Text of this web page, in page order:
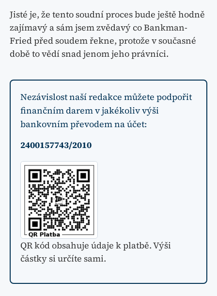
Jisté je, že tento soudní proces bude ještě hodně
zajímavý a sám jsem zvědavý co Bankman-
Fried před soudem řekne, protože v současné
době to vědí snad jenom jeho právníci.
Nezávislost naší redakce můžete podpořit
finančním darem v jakékoliv výši
bankovním převodem na účet:
2400157743/2010
QR kód obsahuje údaje k platbě. Výši
částky si určíte sami.